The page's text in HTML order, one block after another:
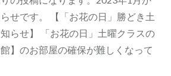
せです。 【「お花の日」勝どき土
らせ】 「お花の日」土曜クラスの
】のお部屋の確保が難しくなって